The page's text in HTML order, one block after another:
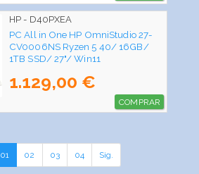
HP - D40PXEA
PC All in One HP OmniStudio 27-
CV0006NS Ryzen 5 40/ 16GB/
1TB SSD/ 27"/ Win11
1.129,00 €
COMPRAR
01 02 03 04 Sig.